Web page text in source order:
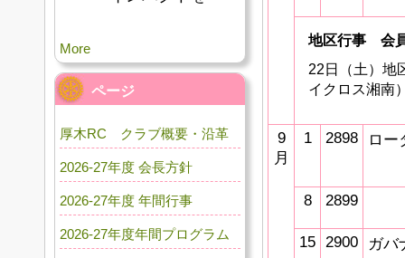
地区行事 会
22日（土）
イクロス湘南
9
月
1 2898 ロー
8 2899
15 2900 ガバ
More
ページ
厚木RC クラブ概要・沿革
2026-27年度 会長方針
2026-27年度 年間行事
2026-27年度年間プログラム